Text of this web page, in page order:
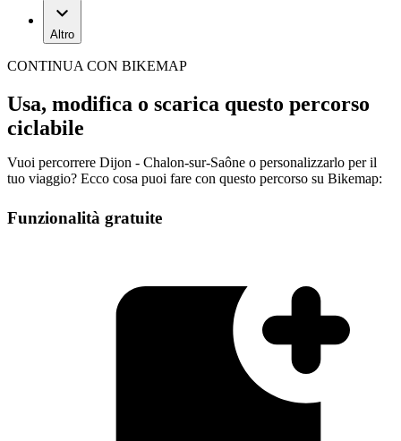
Altro
CONTINUA CON BIKEMAP
Usa, modifica o scarica questo percorso
ciclabile
Vuoi percorrere Dijon - Chalon-sur-Saône o personalizzarlo per il
tuo viaggio? Ecco cosa puoi fare con questo percorso su Bikemap:
Funzionalità gratuite